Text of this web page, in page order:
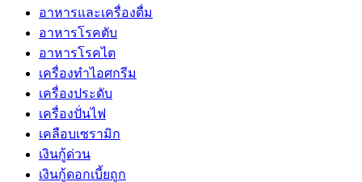
อาหารและเครื่องดื่ม
อาหารโรคตับ
อาหารโรคไต
เครื่องทำไอศกรีม
เครื่องประดับ
เครื่องปั่นไฟ
เคลือบเซรามิก
เงินกู้ด่วน
เงินกู้ดอกเบี้ยถูก